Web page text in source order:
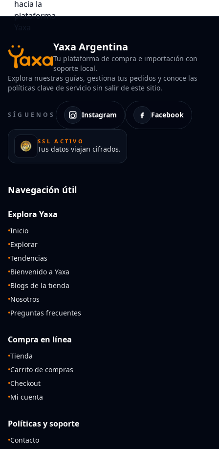
Yaxa Argentina
Tu plataforma de compra e importación con
soporte local.
Explora nuestras guías, gestiona tus pedidos y conoce las
políticas clave de servicio sin salir de este sitio.
SÍGUENOS Instagram Facebook
SSL ACTIVO
Tus datos viajan cifrados.
Navegación útil
Explora Yaxa
•Inicio
•Explorar
•Tendencias
•Bienvenido a Yaxa
•Blogs de la tienda
•Nosotros
•Preguntas frecuentes
Compra en línea
•Tienda
•Carrito de compras
•Checkout
•Mi cuenta
Políticas y soporte
•Contacto